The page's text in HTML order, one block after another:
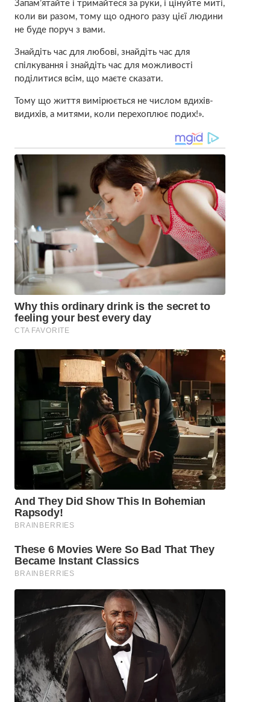
Запам’ятайте і тримайтеся за руки, і цінуйте миті,
коли ви разом, тому що одного разу цієї людини
не буде поруч з вами.
Знайдіть час для любові, знайдіть час для
спілкування і знайдіть час для можливості
поділитися всім, що маєте сказати.
Тому що життя вимірюється не числом вдихів-
видихів, а митями, коли перехоплює подих!».